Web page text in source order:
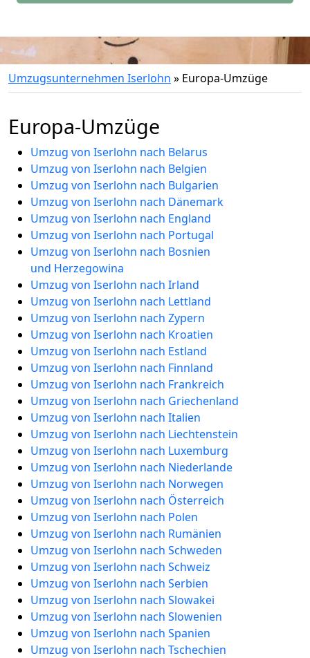
Umzugsunternehmen Iserlohn » Europa-Umzüge
Europa-Umzüge
Umzug von Iserlohn nach Belarus
Umzug von Iserlohn nach Belgien
Umzug von Iserlohn nach Bulgarien
Umzug von Iserlohn nach Dänemark
Umzug von Iserlohn nach England
Umzug von Iserlohn nach Portugal
Umzug von Iserlohn nach Bosnien
und Herzegowina
Umzug von Iserlohn nach Irland
Umzug von Iserlohn nach Lettland
Umzug von Iserlohn nach Zypern
Umzug von Iserlohn nach Kroatien
Umzug von Iserlohn nach Estland
Umzug von Iserlohn nach Finnland
Umzug von Iserlohn nach Frankreich
Umzug von Iserlohn nach Griechenland
Umzug von Iserlohn nach Italien
Umzug von Iserlohn nach Liechtenstein
Umzug von Iserlohn nach Luxemburg
Umzug von Iserlohn nach Niederlande
Umzug von Iserlohn nach Norwegen
Umzug von Iserlohn nach Österreich
Umzug von Iserlohn nach Polen
Umzug von Iserlohn nach Rumänien
Umzug von Iserlohn nach Schweden
Umzug von Iserlohn nach Schweiz
Umzug von Iserlohn nach Serbien
Umzug von Iserlohn nach Slowakei
Umzug von Iserlohn nach Slowenien
Umzug von Iserlohn nach Spanien
Umzug von Iserlohn nach Tschechien